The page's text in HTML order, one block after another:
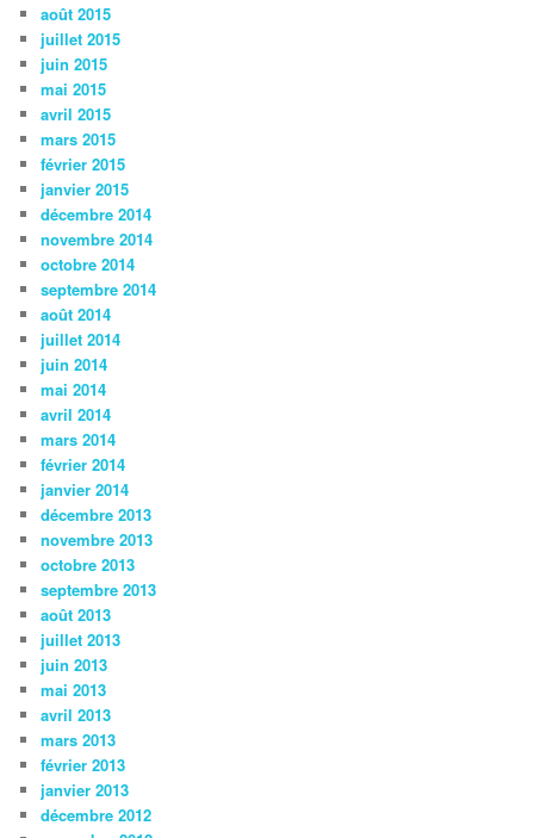
août 2015
juillet 2015
juin 2015
mai 2015
avril 2015
mars 2015
février 2015
janvier 2015
décembre 2014
novembre 2014
octobre 2014
septembre 2014
août 2014
juillet 2014
juin 2014
mai 2014
avril 2014
mars 2014
février 2014
janvier 2014
décembre 2013
novembre 2013
octobre 2013
septembre 2013
août 2013
juillet 2013
juin 2013
mai 2013
avril 2013
mars 2013
février 2013
janvier 2013
décembre 2012